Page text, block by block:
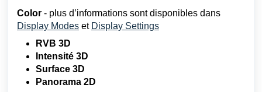
Color - plus d’informations sont disponibles dans
Display Modes et Display Settings
RVB 3D
Intensité 3D
Surface 3D
Panorama 2D